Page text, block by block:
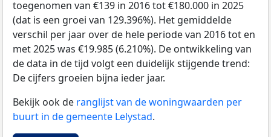
toegenomen van €139 in 2016 tot €180.000 in 2025
(dat is een groei van 129.396%). Het gemiddelde
verschil per jaar over de hele periode van 2016 tot en
met 2025 was €19.985 (6.210%). De ontwikkeling van
de data in de tijd volgt een duidelijk stijgende trend:
De cijfers groeien bijna ieder jaar.
Bekijk ook de ranglijst van de woningwaarden per
buurt in de gemeente Lelystad.